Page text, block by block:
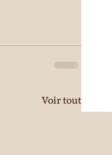
Voir tout